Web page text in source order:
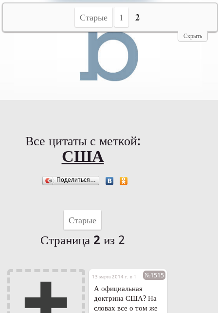
Все цитаты с меткой:
США
Поделиться…
Старые
Страница 2 из 2
13 марта 2014 г. в 19:45№1515
А официальная
доктрина США? На
словах все о том же
Скрыть
Старые 1 2